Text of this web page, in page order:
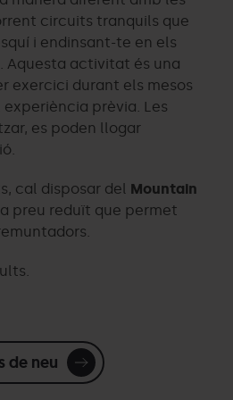
circuits tranquils que
i endinsant-te en els
Aquesta activitat és una
exercici durant els mesos
experiència prèvia. Les
es poden llogar
cal disposar del Mountain
preu reduït que permet
de neu